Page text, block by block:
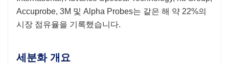
Accuprobe, 3M 및 Alpha Probes는 같은 해 약 22%의
시장 점유율을 기록했습니다.
세분화 개요